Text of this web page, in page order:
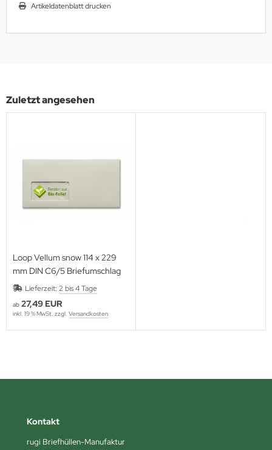
Artikeldatenblatt drucken
Zuletzt angesehen
Loop Vellum snow 114 x 229
mm DIN C6/5 Briefumschlag
Lieferzeit: 2 bis 4 Tage
ab 27,49 EUR
inkl. 19 % MwSt. zzgl. Versandkosten
Kontakt
rugi Briefhüllen-Manufaktur